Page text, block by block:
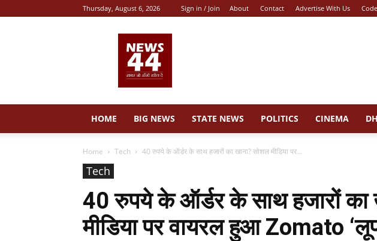
Thursday, August 6, 2026 Sign in / Join About Contact Advertise With Us
44
HOME BIG NEWS STATE NEWS POLITICS CINEMA
Home Tech 40 रुपये के ऑर्डर के साथ हजारों का खाना? सोशल मीडिया पर...
Tech
40 रुपये के ऑर्डर के साथ हजारों का
मीडिया पर वायरल हुआ Zomato